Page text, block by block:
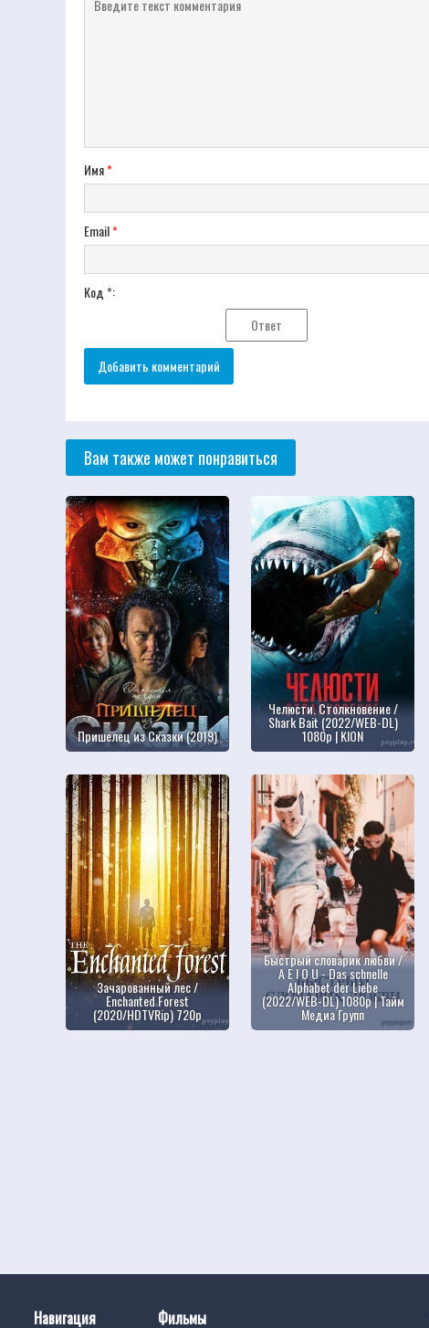
Имя*
Email*
Код *:
Вам также может понравиться
Пришелец из Сказки (2019)
Челюсти. Столкновение /
Shark Bait (2022/WEB-DL)
1080p | KION
Зачарованный лес /
Enchanted Forest
(2020/HDTVRip) 720p
Быстрый словарик любви /
A E I O U - Das schnelle
Alphabet der Liebe
(2022/WEB-DL) 1080p | Тайм
Медиа Групп
Навигация Фильмы